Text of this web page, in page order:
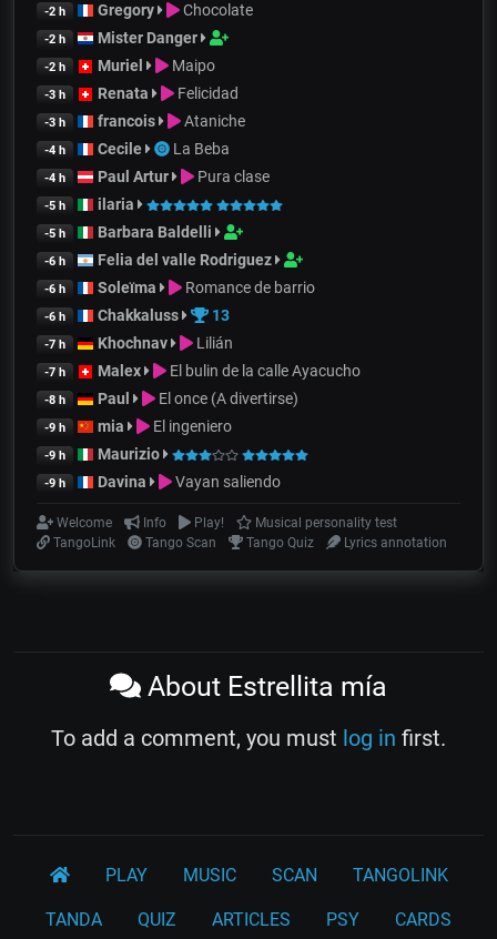
-2 h Gregory Chocolate
-2 h Mister Danger
-2 h Muriel Maipo
-3 h Renata Felicidad
-3 h francois Ataniche
-4 h Cecile La Beba
-4 h Paul Artur Pura clase
-5 h ilaria
-5 h Barbara Baldelli
-6 h Felia del valle Rodriguez
-6 h Soleïma Romance de barrio
-6 h Chakkaluss 13
-7 h Khochnav Lilián
-7 h Malex El bulin de la calle Ayacucho
-8 h Paul El once (A divertirse)
-9 h mia El ingeniero
-9 h Maurizio
-9 h Davina Vayan saliendo
Welcome Info Play!
Musical personality test
TangoLink
Tango Scan Tango Quiz Lyrics annotation
About Estrellita mía
To add a comment, you must log in first.
PLAY MUSIC SCAN TANGOLINK
TANDA QUIZ ARTICLES PSY CARDS